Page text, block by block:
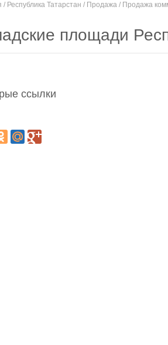
/ Республика Татарстан / Продажа / Продажа
площади
ссылки